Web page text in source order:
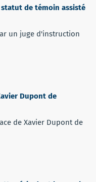
statut de témoin assisté
un juge d'instruction
Dupont de
de Xavier Dupont de